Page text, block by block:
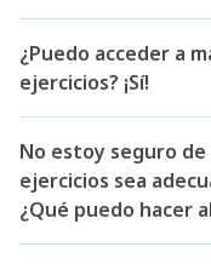
¿Puedo acceder a
ejercicios? ¡Sí!
No estoy seguro
ejercicios sea
¿Qué puedo hacer